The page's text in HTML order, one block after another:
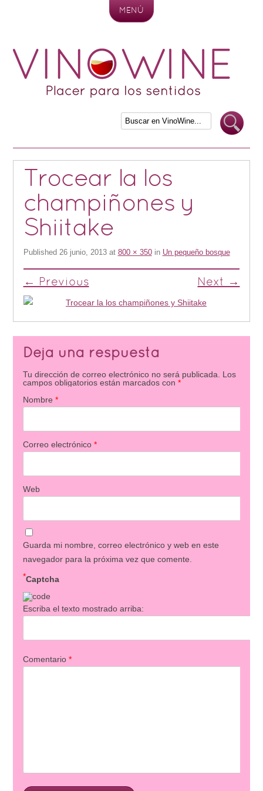
MENÚ
Trocear la los
champiñones y
Shiitake
Published 26 junio, 2013at 800 × 350in Un pequeño bosque
← Previous Next →
Deja una respuesta
Tu dirección de correo electrónico no será publicada. Los
campos obligatorios están marcados con *
Nombre *
Correo electrónico *
Web
Guarda mi nombre, correo electrónico y web en este
navegador para la próxima vez que comente.
Captcha
*
Escriba el texto mostrado arriba:
Comentario *